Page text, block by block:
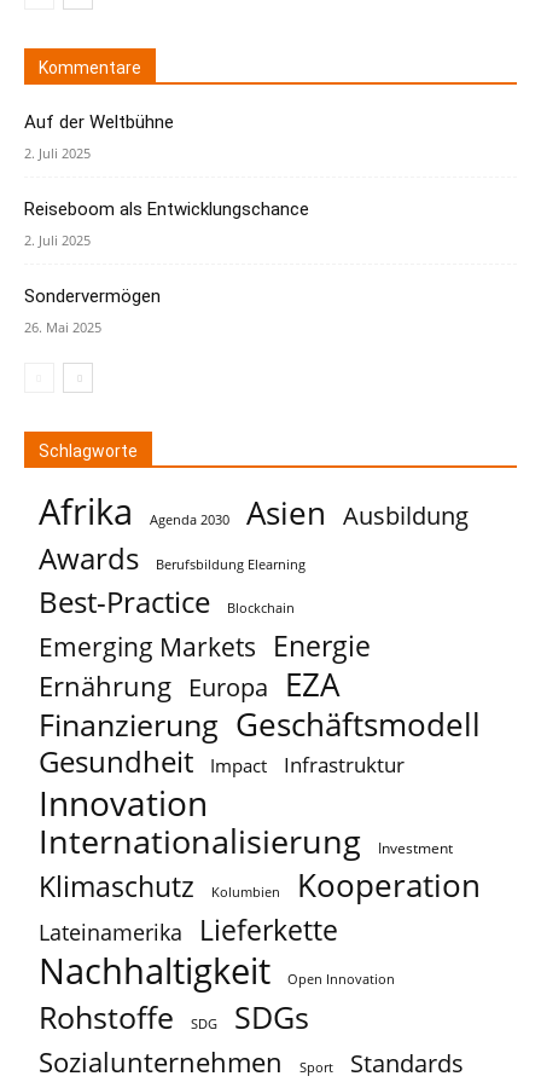
Kommentare
Auf der Weltbühne
2. Juli 2025
Reiseboom als Entwicklungschance
2. Juli 2025
Sondervermögen
26. Mai 2025
Schlagworte
Afrika Agenda 2030 Asien Ausbildung
Awards Berufsbildung Elearning
Best-Practice Blockchain
Emerging Markets Energie
Ernährung Europa EZA
Finanzierung Geschäftsmodell
Gesundheit Impact Infrastruktur
Innovation
Internationalisierung Investment
Klimaschutz Kolumbien Kooperation
Lateinamerika Lieferkette
Nachhaltigkeit Open Innovation
Rohstoffe SDG SDGs
Sozialunternehmen Sport Standards